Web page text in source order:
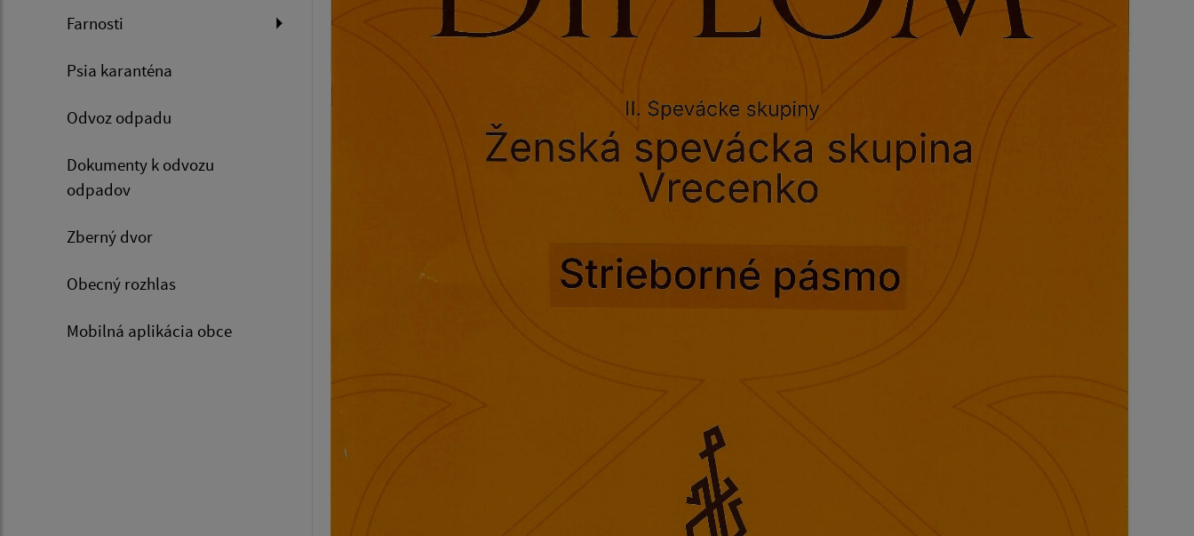
Farnosti
Psia karanténa
Odvoz odpadu
Dokumenty k odvozu
odpadov
Zberný dvor
Obecný rozhlas
Mobilná aplikácia obce